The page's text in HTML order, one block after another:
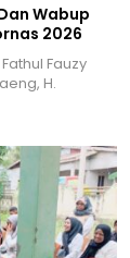
Wabup
2026
Fauzy
H.